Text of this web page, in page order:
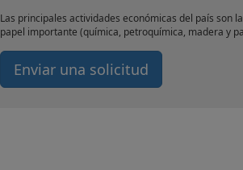
Las principales actividades económicas del país son
papel importante (química, petroquímica, madera y
Enviar una solicitud